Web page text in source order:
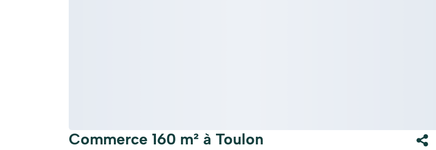
Commerce 160 m² à Toulon